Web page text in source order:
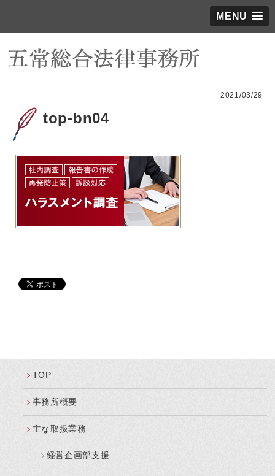
MENU
2021/03/29
top-bn04
TOP
事務所概要
主な取扱業務
経営企画部支援